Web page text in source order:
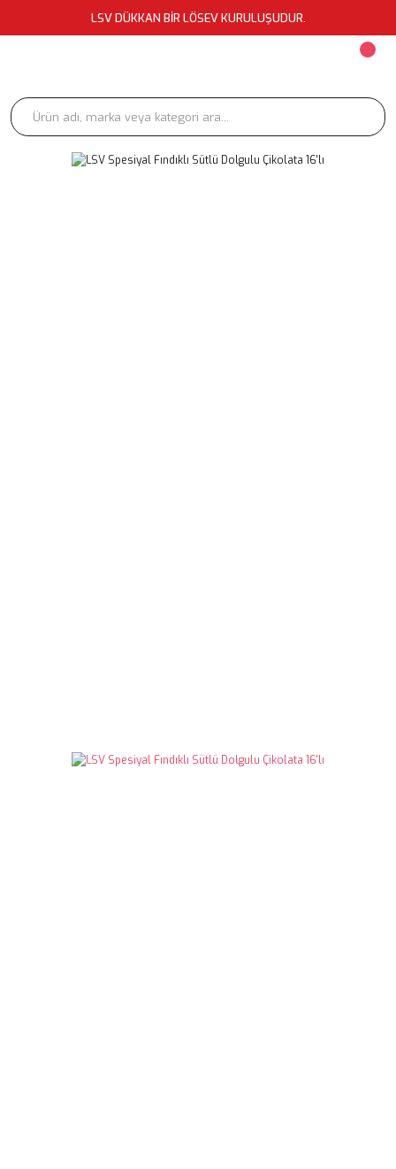
LSV DÜKKAN BİR LÖSEV KURULUŞUDUR.